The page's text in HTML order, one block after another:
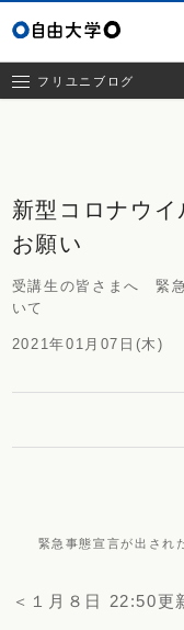
フリユニブログ
新型コロナウ
お願い
受講生の皆さまへ 緊
いて
2021年01月07日(木)
緊急事態宣言が出され
＜１月８日 22:50更